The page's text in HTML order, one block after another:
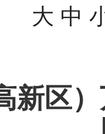
大 中
新区